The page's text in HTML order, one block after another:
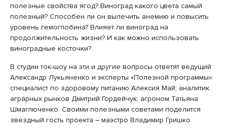
полезные свойства ягод? Виноград какого цвета самый
полезный? Способен ли он вылечить анемию и повысить
уровень гемоглобина? Влияет ли виноград на
продолжительность жизни? И как можно использовать
виноградные косточки?
В студии ток-шоу на эти и другие вопросы ответят ведущий
Александр Лукьяненко и эксперты «Полезной программы»:
специалист по здоровому питанию Алексия Май; аналитик
аграрных рынков Дмитрий Гордейчук; агроном Татьяна
Шмаглюченко. Своими полезными советами поделится
звездный гость проекта – маэстро Владимир Гришко.